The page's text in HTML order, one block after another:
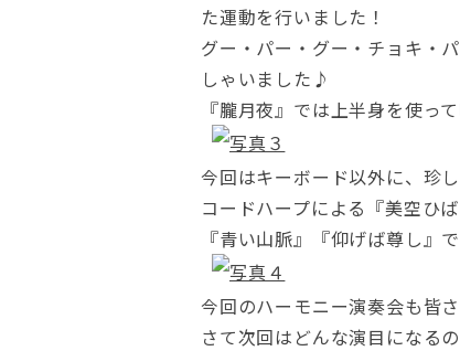
た運動を行いました！
グー・パー・グー・チョキ・
しゃいました♪
『朧月夜』では上半身を使っ
今回はキーボード以外に、珍
コードハープによる『美空ひ
『青い山脈』『仰げば尊し』
今回のハーモニー演奏会も皆
さて次回はどんな演目になる